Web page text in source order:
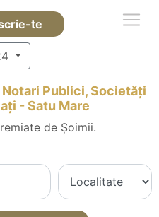
te
Publici, Societăți
- Satu Mare
de Șoimii.